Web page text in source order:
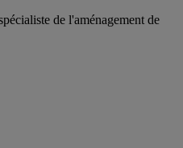
de l'aménagement de